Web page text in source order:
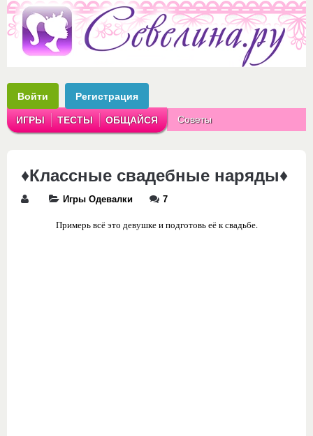
Войти Регистрация
ИГРЫ ТЕСТЫ ОБЩАЙСЯ Советы
♦Классные свадебные наряды♦
Игры Одевалки 7
Примерь всё это девушке и подготовь её к свадьбе.